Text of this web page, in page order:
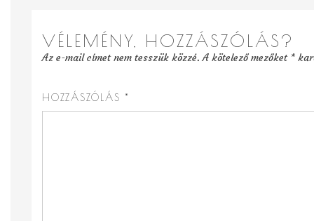
VÉLEMÉNY, HOZZÁSZÓLÁS?
Az e-mail címet nem tesszük közzé. A kötelező mezőket *
HOZZÁSZÓLÁS *